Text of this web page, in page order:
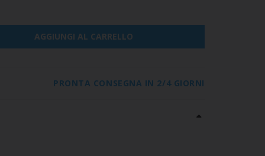
AGGIUNGI AL CARRELLO
PRONTA CONSEGNA IN 2/4 GIORNI